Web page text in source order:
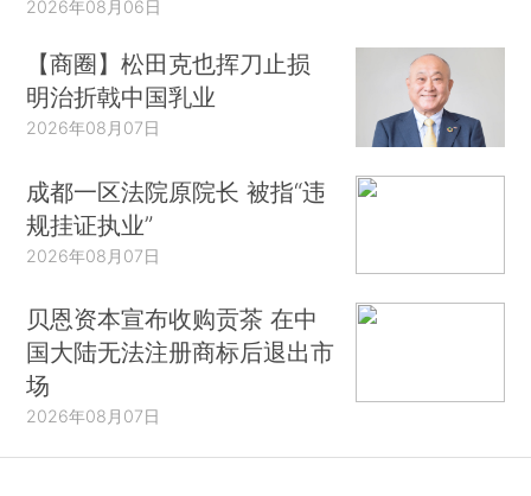
2026年08月06日
【商圈】松田克也挥刀止损
明治折戟中国乳业
2026年08月07日
成都一区法院原院长 被指“违
规挂证执业”
2026年08月07日
贝恩资本宣布收购贡茶 在中
国大陆无法注册商标后退出市
场
2026年08月07日